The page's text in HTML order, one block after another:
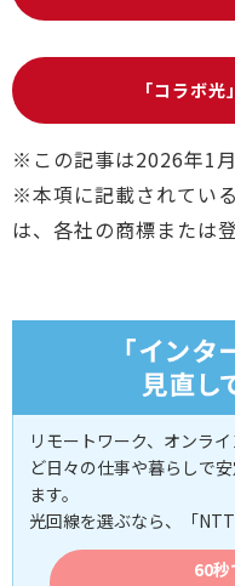
「コラボ
※この記事は2026年1月
※本項に記載されてい
は、各社の商標または
リモートワーク、オンラ
ど日々の仕事や暮らしで
ます。
光回線を選ぶなら、「
60秒